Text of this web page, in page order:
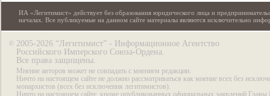
ИА «Легитимист» действует без образования юридического лица и
началах. Все публикуемые на данном сайте материалы являются исключительно
© 2005-2026 “Легитимист” - Информационное Агентство
Российского Имперского Союза-Ордена.
Все права защищены.
Мнение авторов может не совпадать с мнением редакции.
Ничто на настоящем сайте не должно рассматриваться как мнение всех без
монархистов (всех без исключения легитимистов).
Ничто на настоящем сайте, кроме опубликованных официальных заявлений Главы